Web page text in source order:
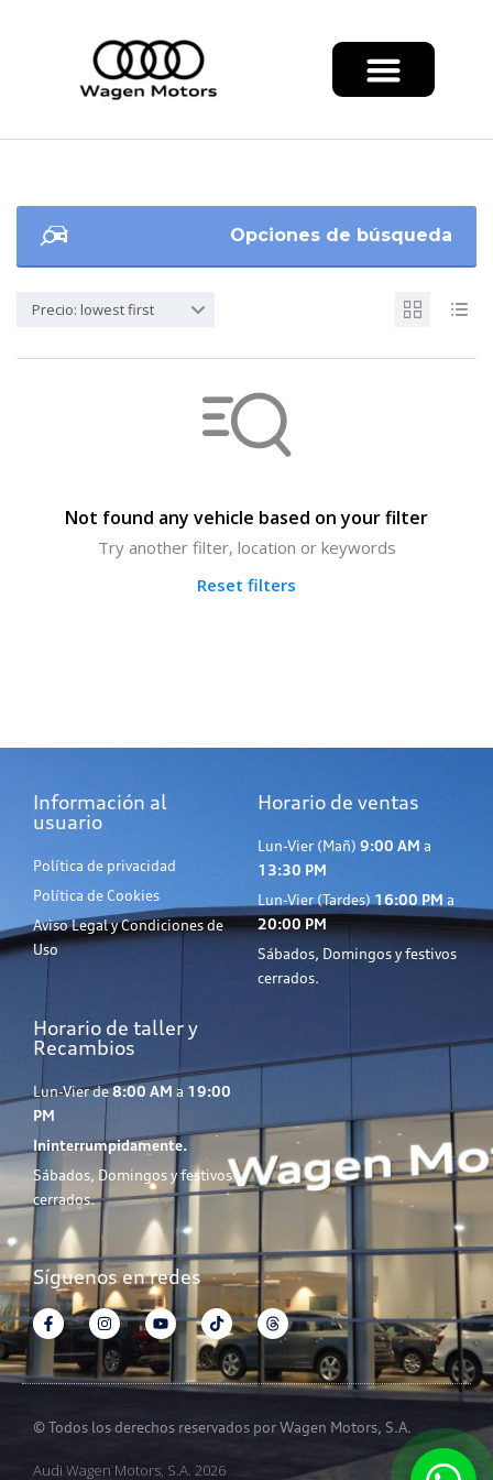
Opciones de búsqueda
Precio: lowest first
Not found any vehicle based on your filter
Try another filter, location or keywords
Reset filters
Información al
usuario
Política de privacidad
Política de Cookies
Aviso Legal y Condiciones de
Uso
Horario de ventas
Lun-Vier (Mañ) 9:00 AM a
13:30 PM
Lun-Vier (Tardes) 16:00 PM a
20:00 PM
Sábados, Domingos y festivos
cerrados.
Horario de taller y
Recambios
Lun-Vier de8:00 AM a 19:00
PM
Ininterrumpidamente.
Sábados, Domingos y festivos
cerrados.
Síguenos en redes
© Todos los derechos reservados por Wagen Motors, S.A.
Audi Wagen Motors, S.A. 2026